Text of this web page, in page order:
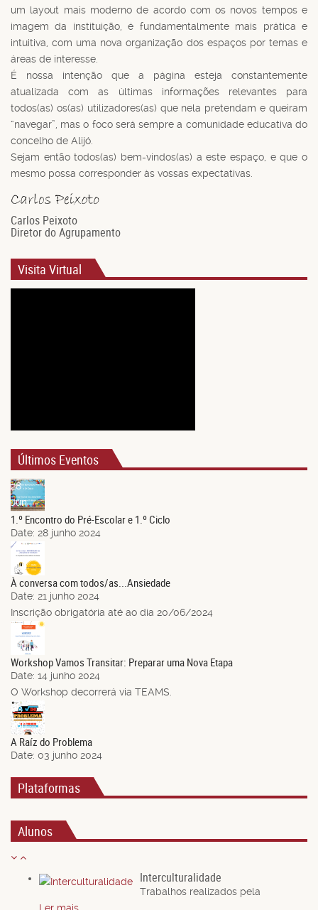
um layout mais moderno de acordo com os novos tempos e
imagem da instituição, é fundamentalmente mais prática e
intuitiva, com uma nova organização dos espaços por temas e
áreas de interesse.
É nossa intenção que a página esteja constantemente
atualizada com as últimas informações relevantes para
todos(as) os(as) utilizadores(as) que nela pretendam e queiram
“navegar”, mas o foco será sempre a comunidade educativa do
concelho de Alijó.
Sejam então todos(as) bem-vindos(as) a este espaço, e que o
mesmo possa corresponder às vossas expectativas.
Carlos Peixoto
Diretor do Agrupamento
Visita Virtual
Últimos Eventos
28
Jun.
1.º Encontro do Pré-Escolar e 1.º Ciclo
Date: 28 junho 2024
21
Jun.
À conversa com todos/as...Ansiedade
Date: 21 junho 2024
Inscrição obrigatória até ao dia 20/06/2024
Jun.
Workshop Vamos Transitar: Preparar uma Nova Etapa
Date: 14 junho 2024
O Workshop decorrerá via TEAMS.
03
Jun.
A Raíz do Problema
Date: 03 junho 2024
Plataformas
Alunos
Interculturalidade
Trabalhos realizados pela